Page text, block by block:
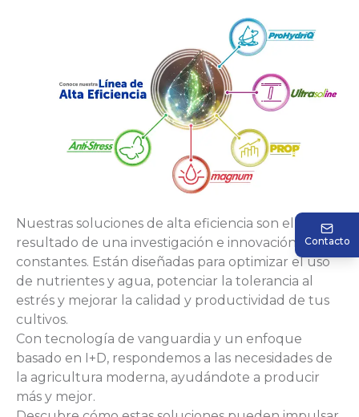
Nuestras soluciones de alta eficiencia son el
resultado de una investigación e innovación
constantes. Están diseñadas para optimizar el uso
de nutrientes y agua, potenciar la tolerancia al
estrés y mejorar la calidad y productividad de tus
cultivos.
Con tecnología de vanguardia y un enfoque
basado en I+D, respondemos a las necesidades de
la agricultura moderna, ayudándote a producir
más y mejor.
Contacto